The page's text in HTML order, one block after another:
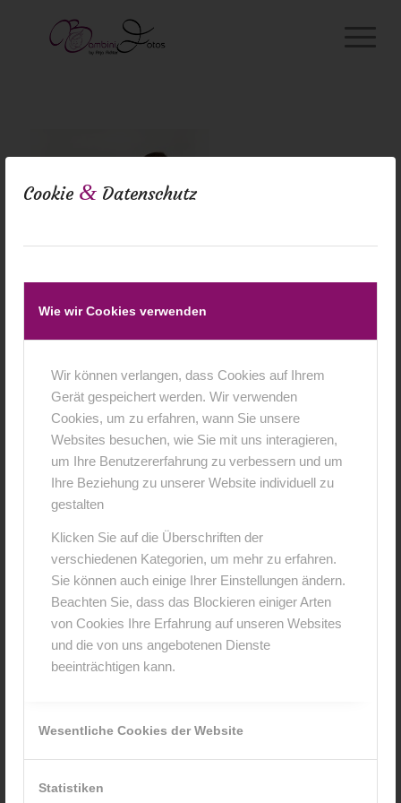
Cookie & Datenschutz
Wie wir Cookies verwenden
Wir können verlangen, dass Cookies auf Ihrem
Gerät gespeichert werden. Wir verwenden
Cookies, um zu erfahren, wann Sie unsere
Websites besuchen, wie Sie mit uns interagieren,
um Ihre Benutzererfahrung zu verbessern und um
Ihre Beziehung zu unserer Website individuell zu
gestalten
Klicken Sie auf die Überschriften der
verschiedenen Kategorien, um mehr zu erfahren.
Sie können auch einige Ihrer Einstellungen ändern.
Beachten Sie, dass das Blockieren einiger Arten
von Cookies Ihre Erfahrung auf unseren Websites
und die von uns angebotenen Dienste
beeinträchtigen kann.
Wesentliche Cookies der Website
Statistiken
0
KOMMENTARE
Hinterlasse einen Kommentar
Hinterlasse uns deinen Kommentar!
Name*